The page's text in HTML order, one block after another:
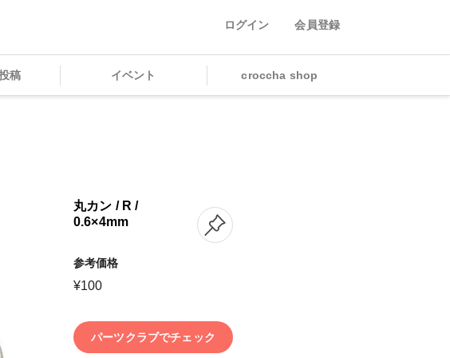
ログイン 会員登録
稿 イベント croccha shop
丸カン / R /
0.6×4mm
参考価格
¥100
パーツクラブでチェック